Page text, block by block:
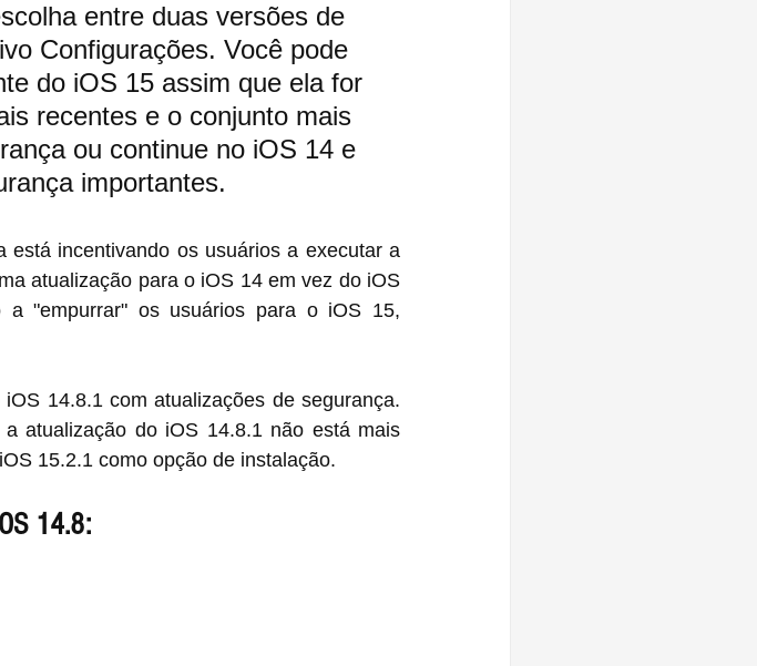
entre duas versões de
Configurações. Você pode
do iOS 15 assim que ela for
recentes e o conjunto mais
ou continue no iOS 14 e
importantes.
está incentivando os usuários a executar a
atualização para o iOS 14 em vez do iOS
"empurrar" os usuários para o iOS 15,
14.8.1 com atualizações de segurança.
15.2.1 como opção de instalação.
14.8: